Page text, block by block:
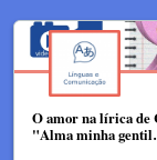
O amor na lírica de
"Alma minha